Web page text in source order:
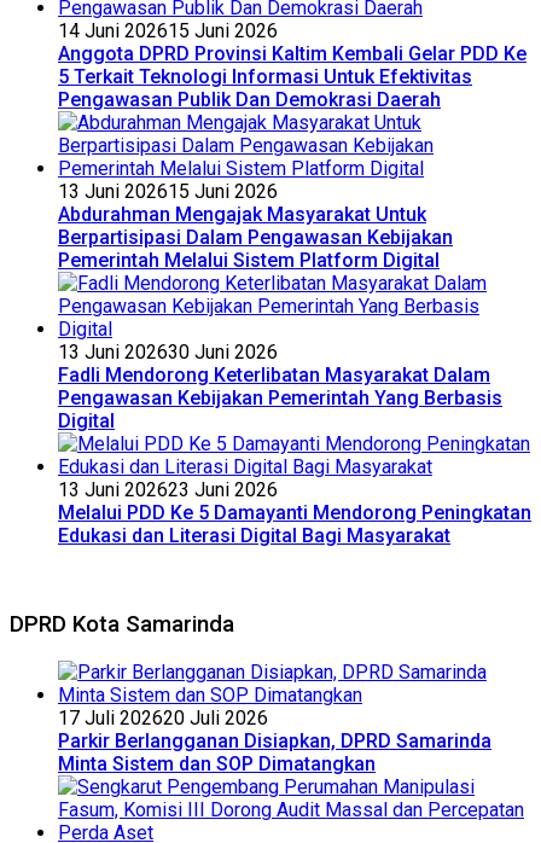
14 Juni 202615 Juni 2026
Anggota DPRD Provinsi Kaltim Kembali Gelar PDD Ke
5 Terkait Teknologi Informasi Untuk Efektivitas
Pengawasan Publik Dan Demokrasi Daerah
13 Juni 202615 Juni 2026
Abdurahman Mengajak Masyarakat Untuk
Berpartisipasi Dalam Pengawasan Kebijakan
Pemerintah Melalui Sistem Platform Digital
13 Juni 202630 Juni 2026
Fadli Mendorong Keterlibatan Masyarakat Dalam
Pengawasan Kebijakan Pemerintah Yang Berbasis
Digital
13 Juni 202623 Juni 2026
Melalui PDD Ke 5 Damayanti Mendorong Peningkatan
Edukasi dan Literasi Digital Bagi Masyarakat
DPRD Kota Samarinda
17 Juli 202620 Juli 2026
Parkir Berlangganan Disiapkan, DPRD Samarinda
Minta Sistem dan SOP Dimatangkan